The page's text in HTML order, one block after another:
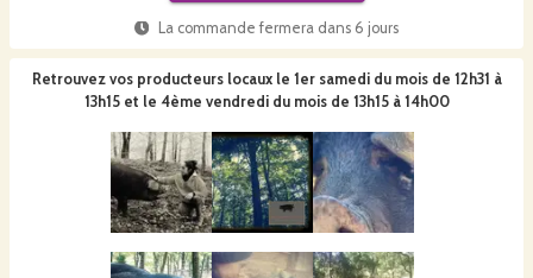
La commande fermera dans 6 jours
Retrouvez vos producteurs locaux le 1er samedi du mois de 12h31 à
13h15 et le 4ème vendredi du mois de 13h15 à 14h00